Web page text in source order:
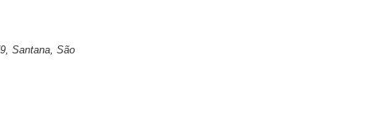
Santana, São